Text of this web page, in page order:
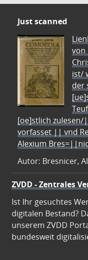
Just scanned
von
ist/
der
[oe]stlich
vorfasset || vnd
Alexium
Autor: Bresnicer,
ZVDD - Zentrales
Ist Ihr gesuchtes
digitalen Bestand?
unserem ZVDD
bundesweit